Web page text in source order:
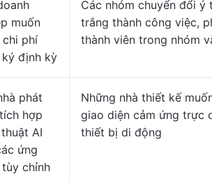
muốn
chi phí
định kỳ
Các nhóm chuyển đổi ý
trắng thành công việc,
thành viên trong nhóm
phát
hợp
AI
ứng
chỉnh
Những nhà thiết kế
giao diện cảm ứng trực
thiết bị di động